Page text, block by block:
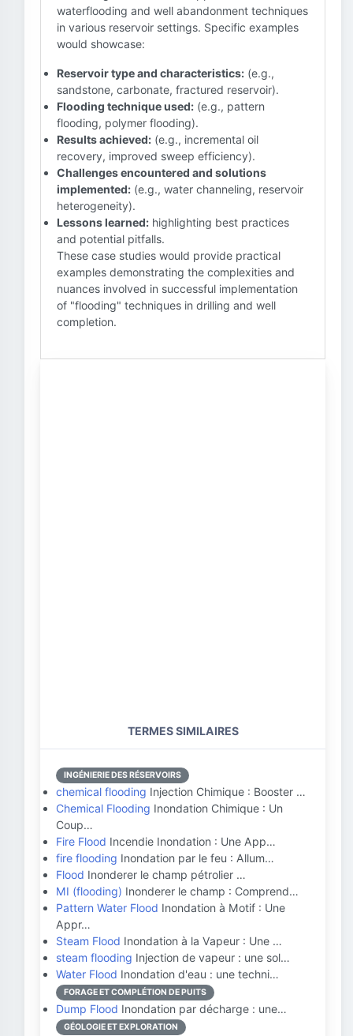
waterflooding and well abandonment techniques
in various reservoir settings. Specific examples
would showcase:
Reservoir type and characteristics: (e.g.,
sandstone, carbonate, fractured reservoir).
Flooding technique used: (e.g., pattern
flooding, polymer flooding).
Results achieved: (e.g., incremental oil
recovery, improved sweep efficiency).
Challenges encountered and solutions
implemented: (e.g., water channeling, reservoir
heterogeneity).
Lessons learned: highlighting best practices
and potential pitfalls.
These case studies would provide practical
examples demonstrating the complexities and
nuances involved in successful implementation
of "flooding" techniques in drilling and well
completion.
TERMES SIMILAIRES
INGÉNIERIE DES RÉSERVOIRS
chemical flooding Injection Chimique : Booster …
Chemical Flooding Inondation Chimique : Un
Coup…
Fire Flood Incendie Inondation : Une App…
fire flooding Inondation par le feu : Allum…
Flood Inonderer le champ pétrolier …
MI (flooding) Inonderer le champ : Comprend…
Pattern Water Flood Inondation à Motif : Une
Appr…
Steam Flood Inondation à la Vapeur : Une …
steam flooding Injection de vapeur : une sol…
Water Flood Inondation d'eau : une techni…
FORAGE ET COMPLÉTION DE PUITS
Dump Flood Inondation par décharge : une…
GÉOLOGIE ET EXPLORATION